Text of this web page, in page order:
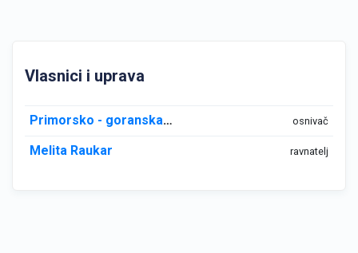
Vlasnici i uprava
Primorsko - goranska županija osnivač
Melita Raukar ravnatelj